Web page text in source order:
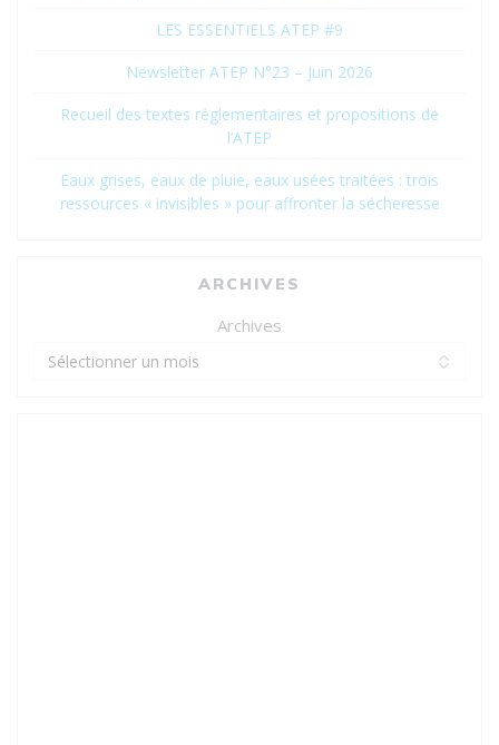
LES ESSENTIELS ATEP #9
Newsletter ATEP N°23 – Juin 2026
Recueil des textes réglementaires et propositions de
l’ATEP
Eaux grises, eaux de pluie, eaux usées traitées : trois
ressources « invisibles » pour affronter la sécheresse
ARCHIVES
Archives